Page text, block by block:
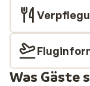
Was Gäste